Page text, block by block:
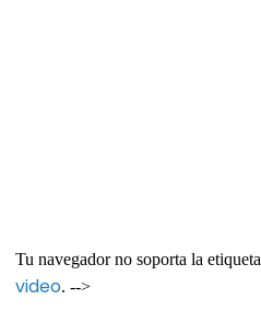
Tu navegador no soporta la etiqueta
video. -->